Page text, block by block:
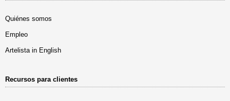
Quiénes somos
Empleo
Artelista in English
Recursos para clientes